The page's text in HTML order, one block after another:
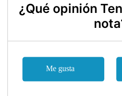
¿Qué opinión